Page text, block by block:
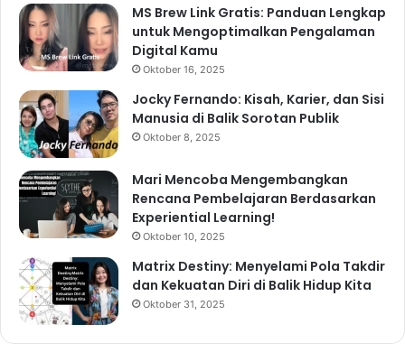
MS Brew Link Gratis: Panduan Lengkap
untuk Mengoptimalkan Pengalaman
Digital Kamu
Oktober 16, 2025
Jocky Fernando: Kisah, Karier, dan Sisi
Manusia di Balik Sorotan Publik
Oktober 8, 2025
Mari Mencoba Mengembangkan
Rencana Pembelajaran Berdasarkan
Experiential Learning!
Oktober 10, 2025
Matrix Destiny: Menyelami Pola Takdir
dan Kekuatan Diri di Balik Hidup Kita
Oktober 31, 2025